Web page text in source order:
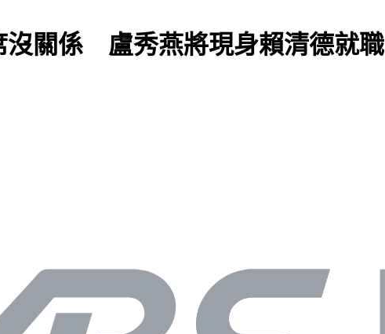
沒關係 盧秀燕將現身賴清德就職